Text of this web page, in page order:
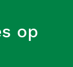
op